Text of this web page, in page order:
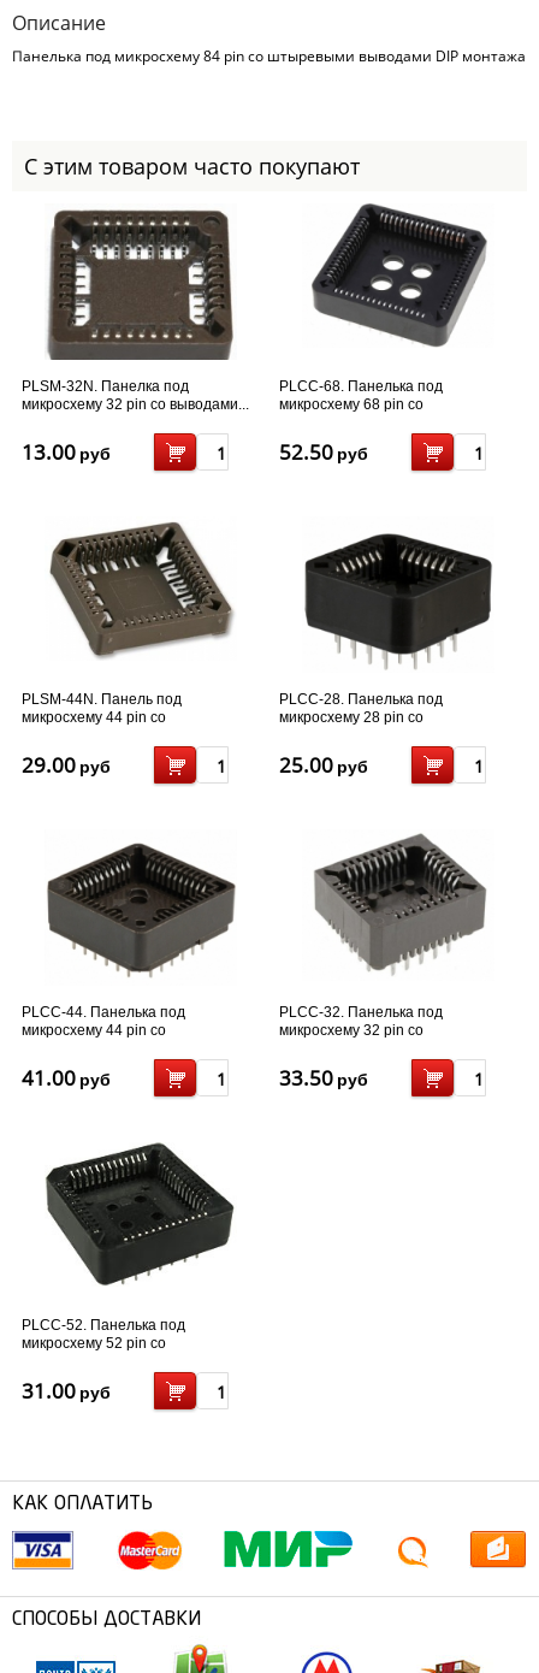
Описание
Панелька под микросхему 84 pin со штыревыми выводами DIP монтажа
С этим товаром часто покупают
PLSM-32N. Панелка под
микросхему 32 pin со выводами...
13.00 руб
PLCC-68. Панелька под
микросхему 68 pin со
52.50 руб
PLSM-44N. Панель под
микросхему 44 pin со
29.00 руб
PLCC-28. Панелька под
микросхему 28 pin со
25.00 руб
PLCC-44. Панелька под
микросхему 44 pin со
41.00 руб
PLCC-32. Панелька под
микросхему 32 pin со
33.50 руб
PLCC-52. Панелька под
микросхему 52 pin со
31.00 руб
КАК ОПЛАТИТЬ
СПОСОБЫ ДОСТАВКИ